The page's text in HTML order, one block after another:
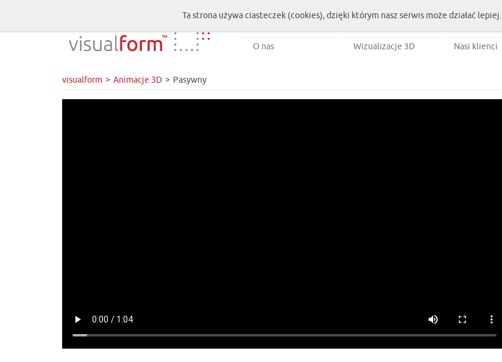
O nas Wizualizacje 3D Nasi klienci
visualform Animacje 3D Pasywny
Ta strona używa ciasteczek (cookies), dzięki którym nasz serwis może działać lepiej.